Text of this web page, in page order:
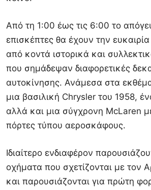
Από τη 1:00 έως τις 6:00 το
επισκέπτες θα έχουν την
από κοντά ιστορικά και
που σημάδεψαν διαφορετικές
αυτοκίνησης. Ανάμεσα στα
μια βασιλική Chrysler του 1958,
αλλά και μια σύγχρονη McLaren
πόρτες τύπου αεροσκάφους.
Ιδιαίτερο ενδιαφέρον
οχήματα που σχετίζονται με τον
και παρουσιάζονται για πρώτη